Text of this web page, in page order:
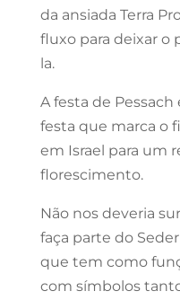
da ansiada Terra
fluxo para deixar o
la.
A festa de Pessach
festa que marca o
em Israel para um
florescimento.
Não nos deveria
faça parte do
que tem como
com símbolos